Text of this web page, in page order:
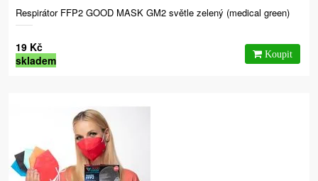
Respirátor FFP2 GOOD MASK GM2 světle zelený (medical green)
19 Kč
skladem